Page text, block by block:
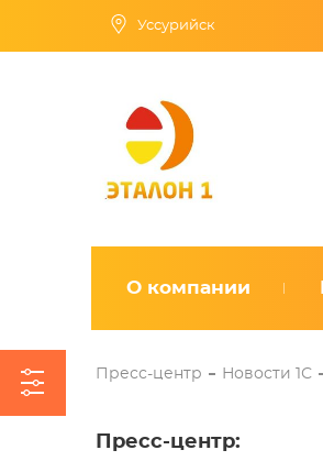
Уссурийск
О компании
Пресс-центр Новости 1С
Пресс-центр: